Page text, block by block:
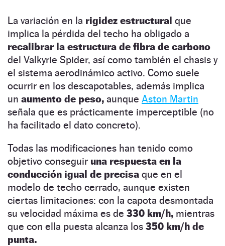
La variación en la rigidez estructural que
implica la pérdida del techo ha obligado a
recalibrar la estructura de fibra de carbono
del Valkyrie Spider, así como también el chasis y
el sistema aerodinámico activo. Como suele
ocurrir en los descapotables, además implica
un aumento de peso, aunque Aston Martin
señala que es prácticamente imperceptible (no
ha facilitado el dato concreto).
Todas las modificaciones han tenido como
objetivo conseguir una respuesta en la
conducción igual de precisa que en el
modelo de techo cerrado, aunque existen
ciertas limitaciones: con la capota desmontada
su velocidad máxima es de 330 km/h, mientras
que con ella puesta alcanza los 350 km/h de
punta.